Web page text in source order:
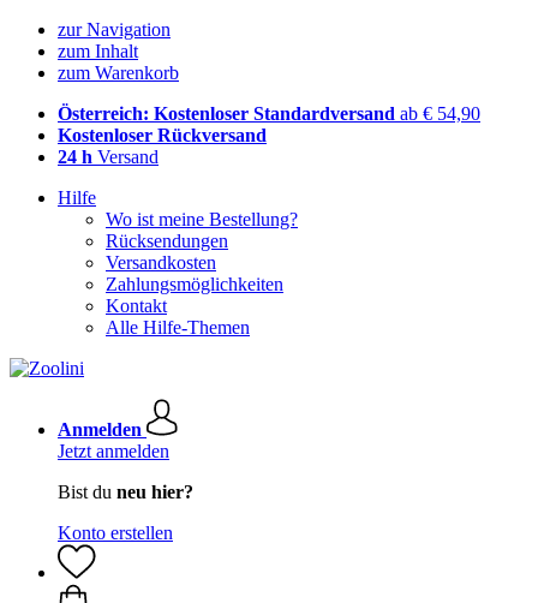
zur Navigation
zum Inhalt
zum Warenkorb
Österreich: Kostenloser Standardversand ab € 54,90
Kostenloser Rückversand
24 h Versand
Hilfe
Wo ist meine Bestellung?
Rücksendungen
Versandkosten
Zahlungsmöglichkeiten
Kontakt
Alle Hilfe-Themen
Anmelden
Jetzt anmelden
Bist du neu hier?
Konto erstellen